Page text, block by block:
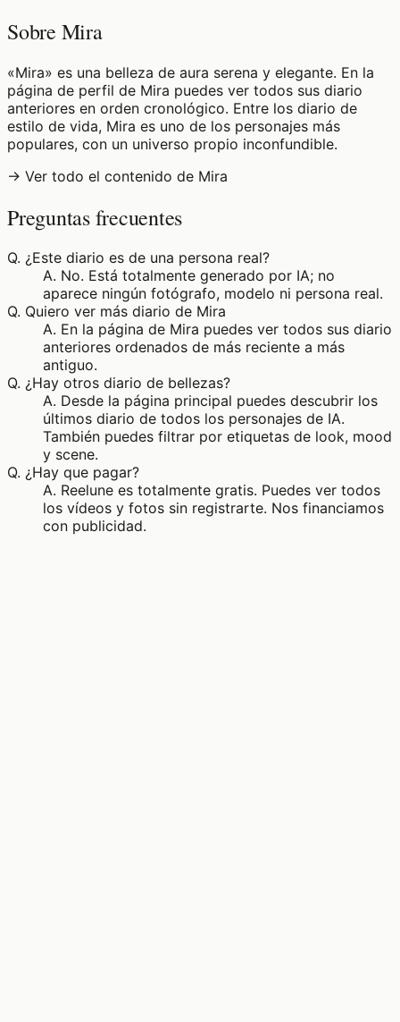
Sobre Mira
«Mira» es una belleza de aura serena y elegante. En la
página de perfil de Mira puedes ver todos sus diario
anteriores en orden cronológico. Entre los diario de
estilo de vida, Mira es uno de los personajes más
populares, con un universo propio inconfundible.
→ Ver todo el contenido de Mira
Preguntas frecuentes
Q. ¿Este diario es de una persona real?
A. No. Está totalmente generado por IA; no
aparece ningún fotógrafo, modelo ni persona real.
Q. Quiero ver más diario de Mira
A. En la página de Mira puedes ver todos sus diario
anteriores ordenados de más reciente a más
antiguo.
Q. ¿Hay otros diario de bellezas?
A. Desde la página principal puedes descubrir los
últimos diario de todos los personajes de IA.
También puedes filtrar por etiquetas de look, mood
y scene.
Q. ¿Hay que pagar?
A. Reelune es totalmente gratis. Puedes ver todos
los vídeos y fotos sin registrarte. Nos financiamos
con publicidad.